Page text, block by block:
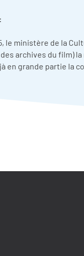
le ministère de la
archives du film)
en grande partie la